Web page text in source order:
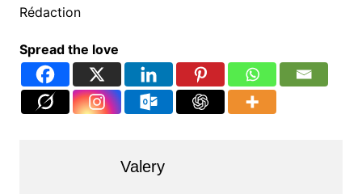
Rédaction
Spread the love
Valery